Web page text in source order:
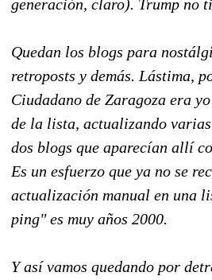
generación, claro). Trump no
Quedan los blogs para
retroposts y demás. Lástima,
Ciudadano de Zaragoza era
de la lista, actualizando
dos blogs que aparecían allí
Es un esfuerzo que ya no se
actualización manual en una
ping" es muy años 2000.
Y así vamos quedando por